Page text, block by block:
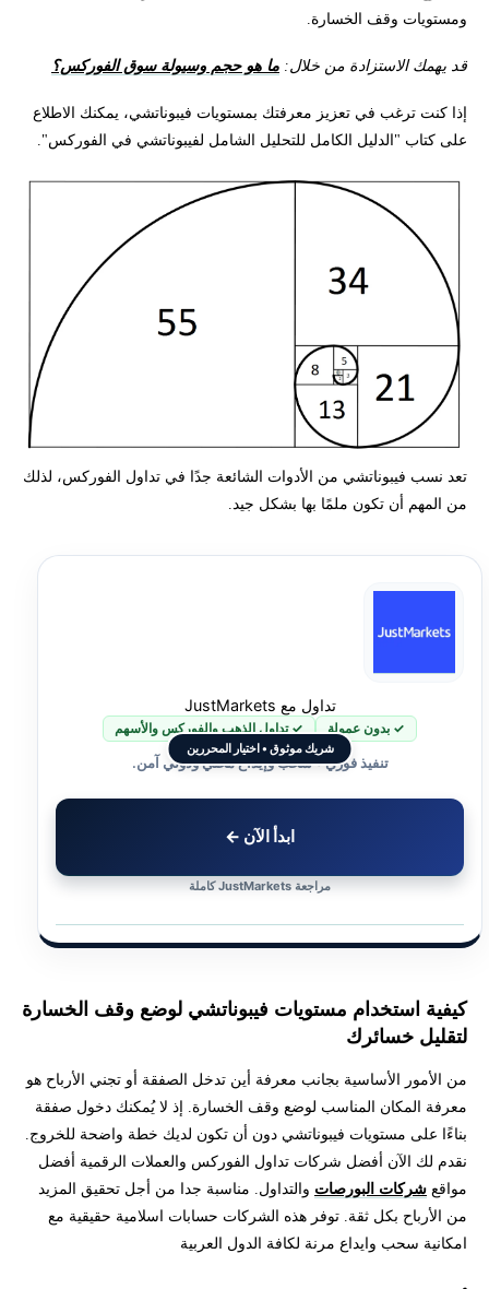
ومستويات وقف الخسارة.
قد يهمك الاستزادة من خلال: ما هو حجم وسيولة سوق الفوركس؟
إذا كنت ترغب في تعزيز معرفتك بمستويات فيبوناتشي، يمكنك الاطلاع
على كتاب "الدليل الكامل للتحليل الشامل لفيبوناتشي في الفوركس".
تعد نسب فيبوناتشي من الأدوات الشائعة جدًا في تداول الفوركس، لذلك
من المهم أن تكون ملمًا بها بشكل جيد.
شريك موثوق • اختيار المحررين
تداول مع JustMarkets
✓ بدون عمولة ✓ تداول الذهب والفوركس والأسهم
تنفيذ فوري • سحب وإيداع محلي ودولي آمن.
ابدأ الآن ←
مراجعة JustMarkets كاملة
كيفية استخدام مستويات فيبوناتشي لوضع وقف الخسارة
لتقليل خسائرك
من الأمور الأساسية بجانب معرفة أين تدخل الصفقة أو تجني الأرباح هو
معرفة المكان المناسب لوضع وقف الخسارة. إذ لا يُمكنك دخول صفقة
بناءًا على مستويات فيبوناتشي دون أن تكون لديك خطة واضحة للخروج.
نقدم لك الآن أفضل شركات تداول الفوركس والعملات الرقمية أفضل
مواقع شركات البورصات والتداول. مناسبة جدا من أجل تحقيق المزيد
من الأرباح بكل ثقة. توفر هذه الشركات حسابات اسلامية حقيقية مع
امكانية سحب وايداع مرنة لكافة الدول العربية